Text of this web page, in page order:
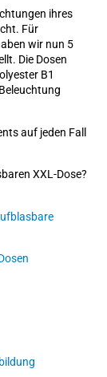
ihres
Für
wir nun 5
Die Dosen
B1
auf jeden Fall
XXL-Dose?